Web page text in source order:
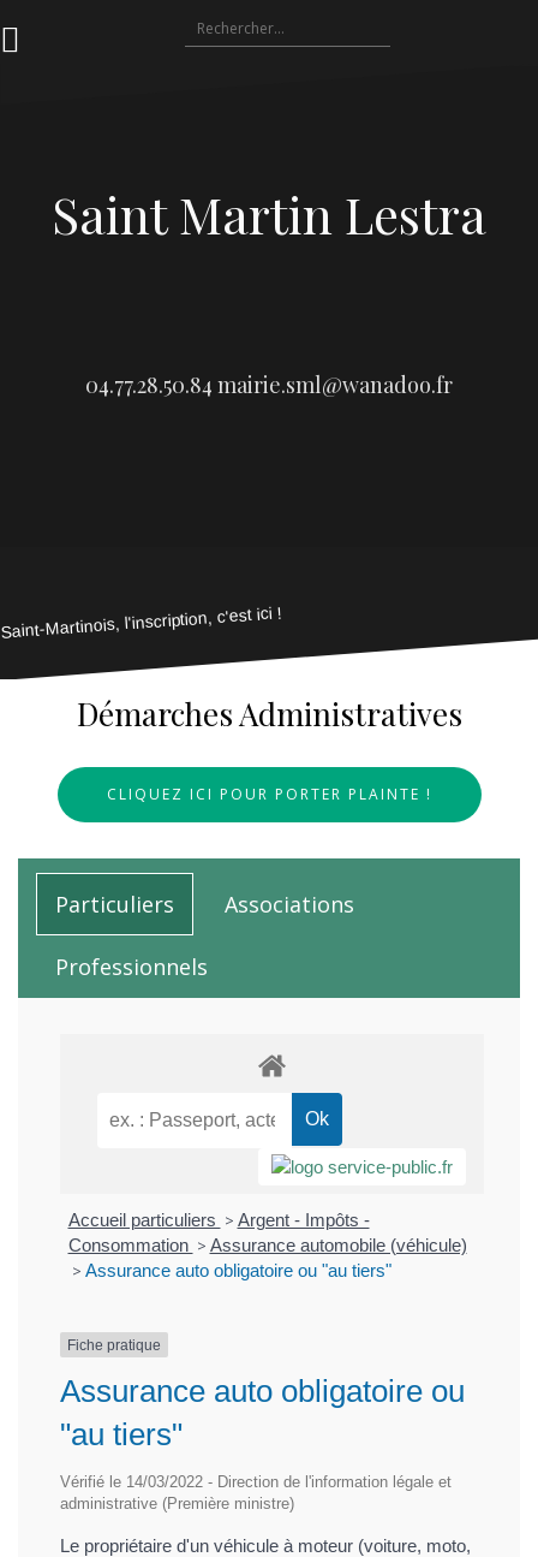
au
Rechercher :
Saint Martin Lestra
04.77.28.50.84 mairie.sml@wanadoo.fr
Saint-Martinois, l'inscription, c'est ici !
Démarches Administratives
CLIQUEZ ICI POUR PORTER PLAINTE !
Particuliers Associations
Professionnels
Accueil particuliers > Argent - Impôts -
Consommation > Assurance automobile (véhicule)
> Assurance auto obligatoire ou "au tiers"
Fiche pratique
Assurance auto obligatoire ou
"au tiers"
Vérifié le 14/03/2022 - Direction de l'information légale et
administrative (Première ministre)
Le propriétaire d'un véhicule à moteur (voiture, moto,